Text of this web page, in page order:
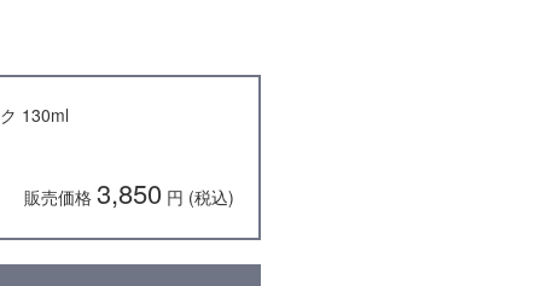
130ml
販売価格 3,850 円 (税込)